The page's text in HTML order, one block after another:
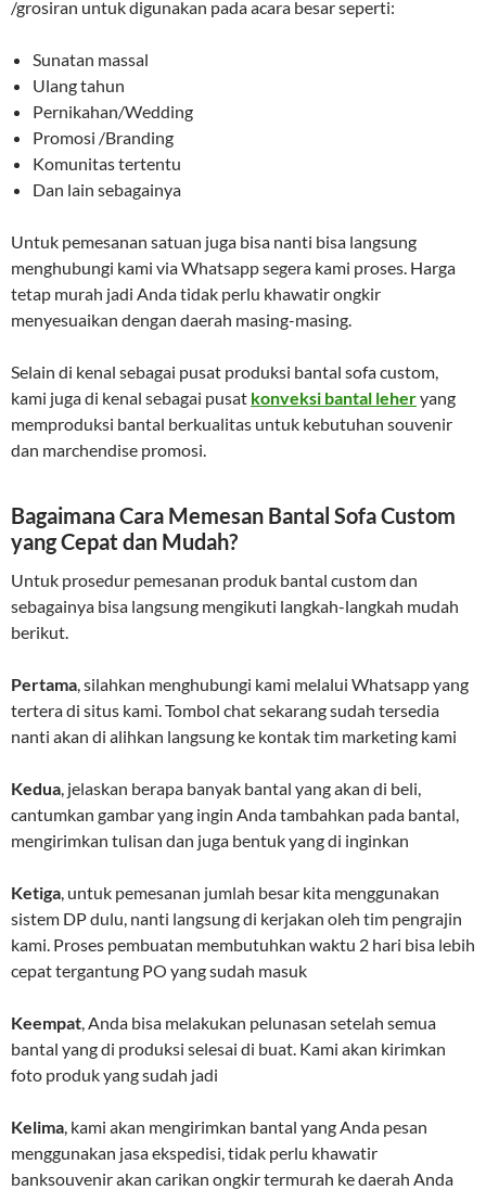
/grosiran untuk digunakan pada acara besar seperti:
Sunatan massal
Ulang tahun
Pernikahan/Wedding
Promosi /Branding
Komunitas tertentu
Dan lain sebagainya
Untuk pemesanan satuan juga bisa nanti bisa langsung
menghubungi kami via Whatsapp segera kami proses. Harga
tetap murah jadi Anda tidak perlu khawatir ongkir
menyesuaikan dengan daerah masing-masing.
Selain di kenal sebagai pusat produksi bantal sofa custom,
kami juga di kenal sebagai pusat konveksi bantal leheryang
memproduksi bantal berkualitas untuk kebutuhan souvenir
dan marchendise promosi.
Bagaimana Cara Memesan Bantal Sofa Custom
yang Cepat dan Mudah?
Untuk prosedur pemesanan produk bantal custom dan
sebagainya bisa langsung mengikuti langkah-langkah mudah
berikut.
Pertama, silahkan menghubungi kami melalui Whatsapp yang
tertera di situs kami. Tombol chat sekarang sudah tersedia
nanti akan di alihkan langsung ke kontak tim marketing kami
Kedua, jelaskan berapa banyak bantal yang akan di beli,
cantumkan gambar yang ingin Anda tambahkan pada bantal,
mengirimkan tulisan dan juga bentuk yang di inginkan
Ketiga, untuk pemesanan jumlah besar kita menggunakan
sistem DP dulu, nanti langsung di kerjakan oleh tim pengrajin
kami. Proses pembuatan membutuhkan waktu 2 hari bisa lebih
cepat tergantung PO yang sudah masuk
Keempat, Anda bisa melakukan pelunasan setelah semua
bantal yang di produksi selesai di buat. Kami akan kirimkan
foto produk yang sudah jadi
Kelima, kami akan mengirimkan bantal yang Anda pesan
menggunakan jasa ekspedisi, tidak perlu khawatir
banksouvenir akan carikan ongkir termurah ke daerah Anda